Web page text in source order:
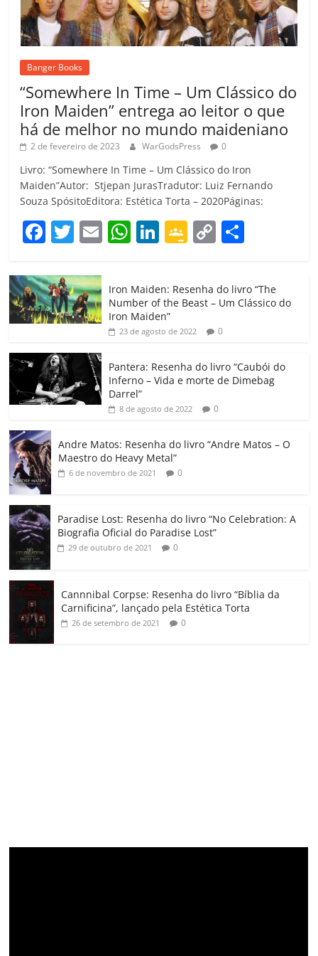
Banger Books
“Somewhere In Time – Um Clássico do
Iron Maiden” entrega ao leitor o que
há de melhor no mundo maideniano
2 de fevereiro de 2023 WarGodsPress 0
Livro: “Somewhere In Time – Um Clássico do Iron
Maiden”Autor: Stjepan JurasTradutor: Luiz Fernando
Souza SpósitoEditora: Estética Torta – 2020Páginas:
F
c
e
b
o
o
k
T
itt
er
E W
at
s
A
p
Li
e
dI
G
gl
e
Cl
a
ss
ro
o
C
p
y
Li
k
m
p
h
ar
Iron Maiden: Resenha do livro “The
Number of the Beast – Um Clássico do
Iron Maiden”
23 de agosto de 2022 0
Pantera: Resenha do livro “Caubói do
Inferno – Vida e morte de Dimebag
Darrel”
8 de agosto de 2022 0
Andre Matos: Resenha do livro “Andre Matos – O
Maestro do Heavy Metal”
6 de novembro de 2021 0
Paradise Lost: Resenha do livro “No Celebration: A
Biografia Oficial do Paradise Lost”
29 de outubro de 2021 0
Cannnibal Corpse: Resenha do livro “Bíblia da
Carnificina”, lançado pela Estética Torta
26 de setembro de 2021 0